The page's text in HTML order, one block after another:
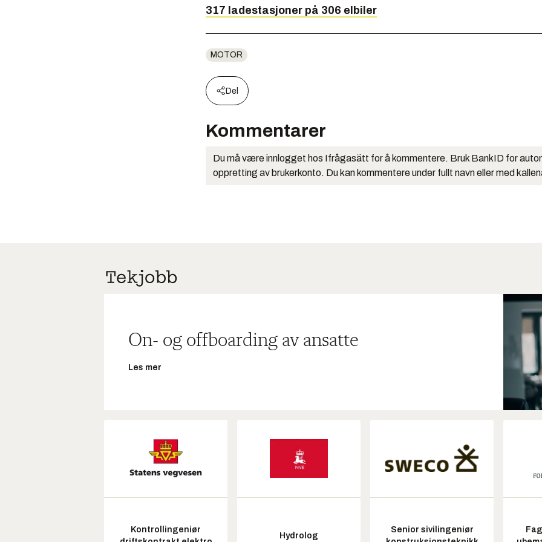
317 ladestasjoner på 306 elbiler
MOTOR
Del
Kommentarer
Du må være innlogget hos Ifrågasätt for å kommentere. Bruk BankID for
oppretting av brukerkonto. Du kan kommentere under fullt navn eller med
On- og offboarding av ansatte
Les mer
Kontrollingeniør
Hydrolog
Senior sivilingeniør